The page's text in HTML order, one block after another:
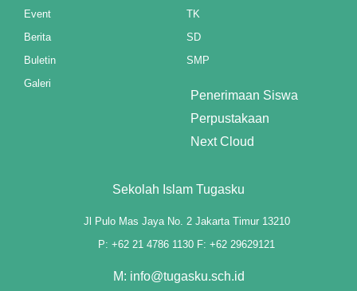
Event
Berita
Buletin
Galeri
TK
SD
SMP
Penerimaan Siswa
Perpustakaan
Next Cloud
Sekolah Islam Tugasku
Jl Pulo Mas Jaya No. 2 Jakarta Timur 13210
P: +62 21 4786 1130 F: +62 29629121
M: info@tugasku.sch.id